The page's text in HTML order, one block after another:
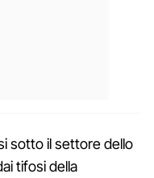
sotto il settore dello
tifosi della